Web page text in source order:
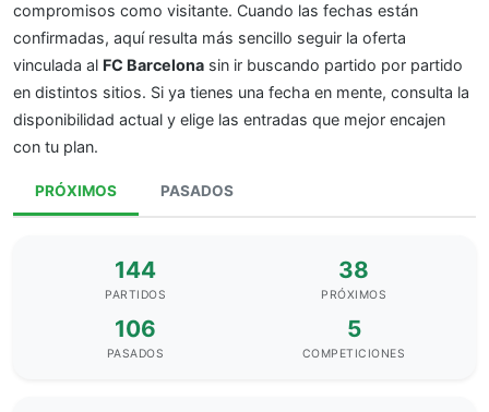
compromisos como visitante. Cuando las fechas están
confirmadas, aquí resulta más sencillo seguir la oferta
vinculada al FC Barcelona sin ir buscando partido por partido
en distintos sitios. Si ya tienes una fecha en mente, consulta la
disponibilidad actual y elige las entradas que mejor encajen
con tu plan.
PRÓXIMOS PASADOS
144
PARTIDOS
38
PRÓXIMOS
106
PASADOS
5
COMPETICIONES